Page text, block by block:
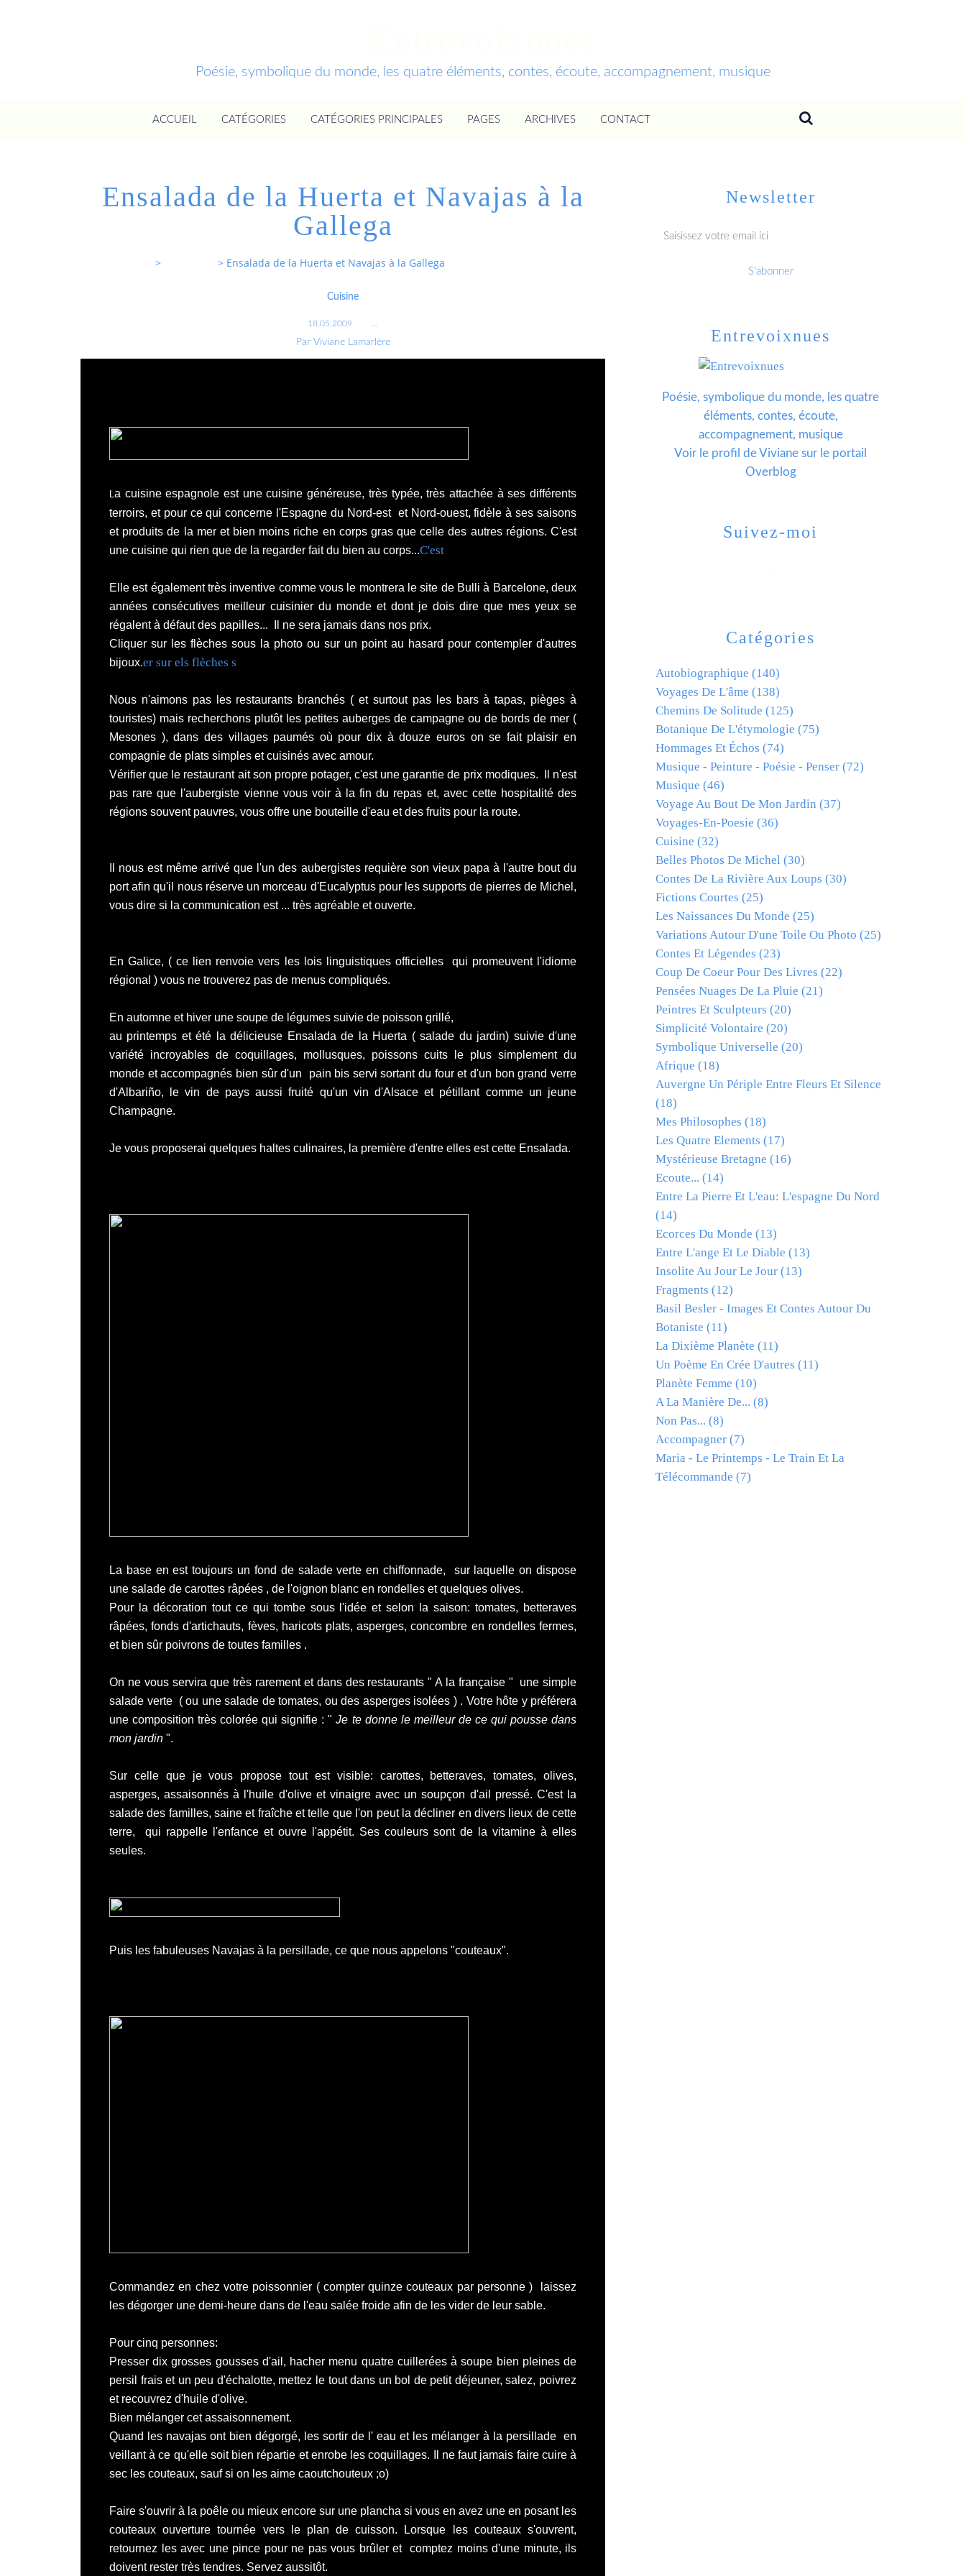
Poésie, symbolique du monde, les quatre éléments, contes, écoute, accompagnement, musique
ACCUEIL CATÉGORIES CATÉGORIES PRINCIPALES PAGES ARCHIVES CONTACT
Ensalada de la Huerta et Navajas à la
Gallega
> > Ensalada de la Huerta et Navajas à la Gallega
Cuisine
18.05.2009
Par Viviane Lamarlère
a cuisine espagnole est une cuisine généreuse, très typée, très attachée à ses différents
terroirs, et pour ce qui concerne l'Espagne du Nord-est et Nord-ouest, fidèle à ses saisons
et produits de la mer et bien moins riche en corps gras que celle des autres régions. C'est
une cuisine qui rien que de la regarder fait du bien au corps...C'est
Elle est également très inventive comme vous le montrera le site de Bulli à Barcelone, deux
années consécutives meilleur cuisinier du monde et dont je dois dire que mes yeux se
régalent à défaut des papilles... Il ne sera jamais dans nos prix.
Cliquer sur les flèches sous la photo ou sur un point au hasard pour contempler d'autres
bijoux.er sur els flèches s
Nous n'aimons pas les restaurants branchés ( et surtout pas les bars àtapas, pièges à
touristes) mais recherchons plutôt les petites auberges de campagne ou de bords de mer (
Mesones ), dans des villages paumés où pour dix à douze euros on se fait plaisir en
compagnie de plats simples et cuisinés avec amour.
Vérifier que le restaurant ait son propre potager, c'est une garantie de prix modiques. Il n'est
pas rare que l'aubergiste vienne vous voir à la fin du repas et, avec cette hospitalité des
régions souvent pauvres, vous offre une bouteille d'eau et des fruits pour la route.
Il nous est même arrivé que l'un des aubergistes requière son vieux papa à l'autre bout du
port afin qu'il nous réserve un morceau d'Eucalyptus pour les supports de pierresde Michel,
vous dire si la communication est ... très agréable et ouverte.
En Galice, ( ce lien renvoie vers les lois linguistiques officielles qui promeuvent l'idiome
régional ) vous ne trouverez pas de menus compliqués.
En automne et hiver une soupe de légumes suivie de poisson grillé,
au printemps et été la délicieuse Ensalada de la Huerta ( salade du jardin) suivie d'une
variété incroyables de coquillages, mollusques, poissons cuits le plus simplement du
monde et accompagnés bien sûr d'un pain bis servi sortant du four et d'un bon grand verre
d'Albariño, le vin de pays aussi fruité qu'un vin d'Alsace et pétillant comme un jeune
Champagne.
Je vous proposerai quelques haltes culinaires, la première d'entre elles est cette Ensalada.
La base en est toujours un fond de salade verte en chiffonnade, sur laquelle on dispose
une salade de carottes râpées , de l'oignon blanc en rondelles et quelques olives.
Pour la décoration tout ce qui tombe sous l'idée et selon la saison: tomates, betteraves
râpées, fonds d'artichauts, fèves, haricots plats, asperges, concombre en rondelles fermes,
et bien sûr poivrons de toutes familles .
On ne vous servira que très rarement et dans des restaurants " A la française " une simple
salade verte ( ou une salade de tomates, ou des asperges isolées ) . Votre hôte y préférera
une composition très colorée qui signifie : "Je te donne le meilleur de ce qui pousse dans
mon jardin ".
Sur celle que je vous propose tout est visible: carottes, betteraves, tomates, olives,
asperges, assaisonnés à l'huile d'olive et vinaigre avec un soupçon d'ail pressé. C'est la
salade des familles, saine et fraîche et telle que l'on peut la décliner en divers lieux de cette
terre, qui rappelle l'enfance et ouvre l'appétit. Ses couleurs sont de la vitamine à elles
seules.
Puis les fabuleuses Navajas à la persillade, ce que nous appelons "couteaux".
Commandez en chez votre poissonnier ( compter quinze couteaux par personne ) laissez
les dégorger une demi-heure dans de l'eau salée froide afin de les vider de leur sable.
Pour cinq personnes:
Presser dix grosses gousses d'ail, hacher menu quatre cuillerées à soupe bien pleines de
persil frais et un peu d'échalotte, mettez le tout dans un bol de petit déjeuner, salez, poivrez
et recouvrez d'huile d'olive.
Bien mélanger cet assaisonnement.
Quand les navajas ont bien dégorgé, les sortir de l' eau et les mélanger à la persillade en
veillant à ce qu'elle soit bien répartie et enrobe les coquillages. Il ne faut jamais faire cuire à
sec les couteaux, sauf si on les aime caoutchouteux ;o)
Faire s'ouvrir à la poêle ou mieux encore sur une plancha si vous en avez une en posant les
couteaux ouverture tournée vers le plan de cuisson. Lorsque les couteaux s'ouvrent,
retournez les avec une pince pour ne pas vous brûler et comptez moins d'une minute, ils
doivent rester très tendres. Servez aussitôt.
Newsletter
Catégories
Autobiographique (140)
Voyages De L'âme (138)
Chemins De Solitude (125)
Botanique De L'étymologie (75)
Hommages Et Échos (74)
Musique - Peinture - Poésie - Penser (72)
Musique (46)
Voyage Au Bout De Mon Jardin (37)
Voyages-En-Poesie (36)
Cuisine (32)
Belles Photos De Michel (30)
Contes De La Rivière Aux Loups (30)
Fictions Courtes (25)
Les Naissances Du Monde (25)
Variations Autour D'une Toile Ou Photo (25)
Contes Et Légendes (23)
Coup De Coeur Pour Des Livres (22)
Pensées Nuages De La Pluie (21)
Peintres Et Sculpteurs (20)
Simplicité Volontaire (20)
Symbolique Universelle (20)
Afrique (18)
Auvergne Un Périple Entre Fleurs Et Silence
(18)
Mes Philosophes (18)
Les Quatre Elements (17)
Mystérieuse Bretagne (16)
Ecoute... (14)
Entre La Pierre Et L'eau: L'espagne Du Nord
(14)
Ecorces Du Monde (13)
Entre L'ange Et Le Diable (13)
Insolite Au Jour Le Jour (13)
Fragments (12)
Basil Besler - Images Et Contes Autour Du
Botaniste (11)
La Dixième Planète (11)
Un Poème En Crée D'autres (11)
Planète Femme (10)
A La Manière De... (8)
Non Pas... (8)
Accompagner (7)
Maria - Le Printemps - Le Train Et La
Télécommande (7)
Entrevoixnues
Poésie, symbolique du monde, les quatre
éléments, contes, écoute,
accompagnement, musique
Voir le profil deViviane sur le portail
Overblog
Suivez-moi